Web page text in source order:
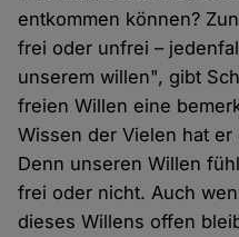
entkommen können?
frei oder unfrei –
unserem willen", gibt
freien Willen eine
Wissen der Vielen hat
Denn unseren Willen
frei oder nicht. Auch
dieses Willens offen